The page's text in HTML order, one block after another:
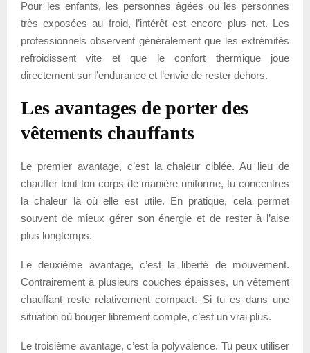
Pour les enfants, les personnes âgées ou les personnes
très exposées au froid, l’intérêt est encore plus net. Les
professionnels observent généralement que les extrémités
refroidissent vite et que le confort thermique joue
directement sur l’endurance et l’envie de rester dehors.
Les avantages de porter des
vêtements chauffants
Le premier avantage, c’est la chaleur ciblée. Au lieu de
chauffer tout ton corps de manière uniforme, tu concentres
la chaleur là où elle est utile. En pratique, cela permet
souvent de mieux gérer son énergie et de rester à l’aise
plus longtemps.
Le deuxième avantage, c’est la liberté de mouvement.
Contrairement à plusieurs couches épaisses, un vêtement
chauffant reste relativement compact. Si tu es dans une
situation où bouger librement compte, c’est un vrai plus.
Le troisième avantage, c’est la polyvalence. Tu peux utiliser